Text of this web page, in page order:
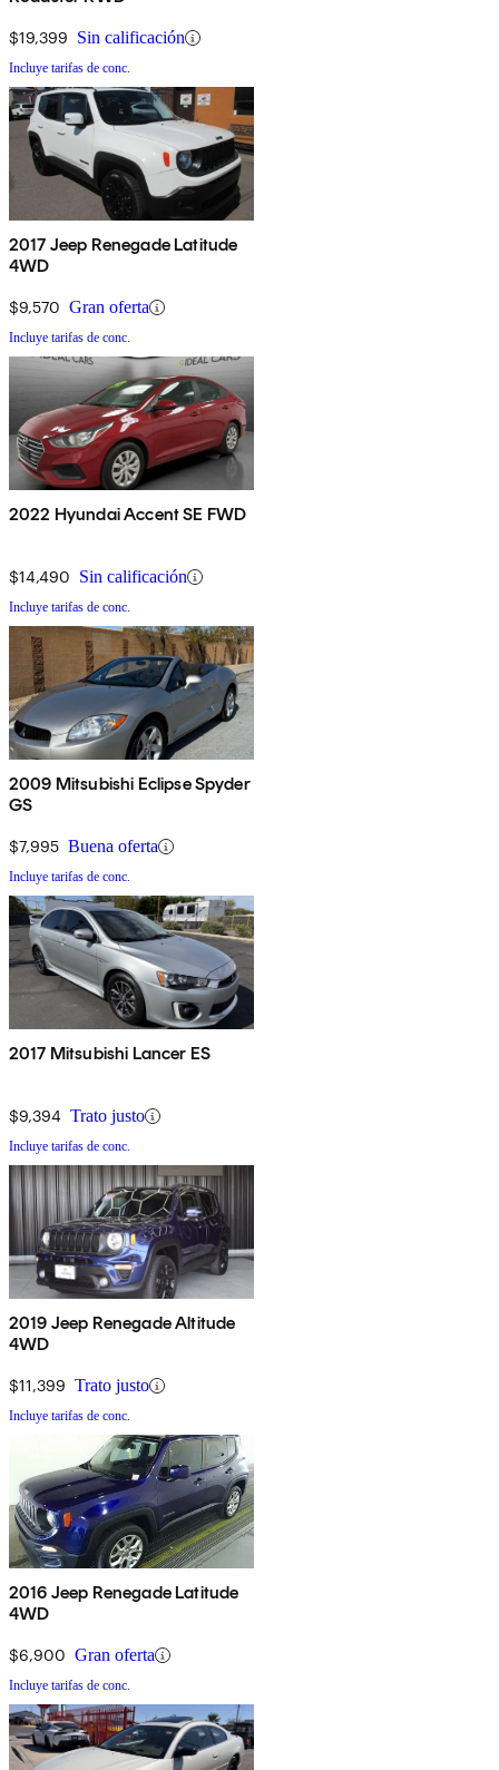
$19,399 Sin calificación
Incluye tarifas de conc.
2017 Jeep Renegade Latitude
4WD
$9,570 Gran oferta
Incluye tarifas de conc.
2022 Hyundai Accent SE FWD
$14,490 Sin calificación
Incluye tarifas de conc.
2009 Mitsubishi Eclipse Spyder
GS
$7,995 Buena oferta
Incluye tarifas de conc.
2017 Mitsubishi Lancer ES
$9,394 Trato justo
Incluye tarifas de conc.
2019 Jeep Renegade Altitude
4WD
$11,399 Trato justo
Incluye tarifas de conc.
2016 Jeep Renegade Latitude
4WD
$6,900 Gran oferta
Incluye tarifas de conc.